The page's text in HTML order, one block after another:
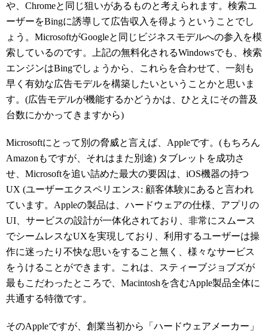
や、Chromeと同じ狙いがあるものと考えられます。検索ユ
ーザーをBingに誘導して広告収入を得ようということでし
ょう。MicrosoftがGoogleと同じビジネスモデルへの参入を模
索しているのです。上記の無料化されるWindowsでも、検索
エンジンはBingでしょうから、これらを合わせて、一刻も
早く有効な広告モデルを構築したいということかと思いま
す。(広告モデルが機能するかどうかは、ひとえにその普及
台数にかかってきますから)
Microsoftにとって別の脅威と言えば、Appleです。(もちろん
Amazonもですが、それはまた別途) タブレットを成功さ
せ、Microsoftを追い詰めた最大の要因は、iOS機器の持つ
UX (ユーザーエクスペリエンス: 顧客体験)にあると言われ
ています。Appleの製品は、ハードウェアの仕様、アプリの
UI、サービスの設計が一体化されており、非常にスムース
でシームレスなUXを実現しており、利用するユーザーは操
作に迷ったり不快な思いをすること無く、様々なサービス
をうけることができます。これは、スティーブジョブズが
最もこだわったところで、Macintoshを含むApple製品全体に
共通する特徴です。
そのAppleですが、創業当初から「ハードウェアメーカー」